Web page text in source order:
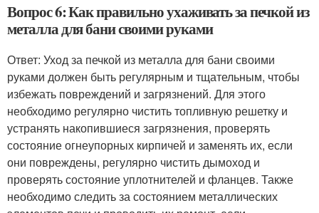
Вопрос 6: Как правильно ухаживать за печкой из
металла для бани своими руками
Ответ: Уход за печкой из металла для бани своими
руками должен быть регулярным и тщательным, чтобы
избежать повреждений и загрязнений. Для этого
необходимо регулярно чистить топливную решетку и
устранять накопившиеся загрязнения, проверять
состояние огнеупорных кирпичей и заменять их, если
они повреждены, регулярно чистить дымоход и
проверять состояние уплотнителей и фланцев. Также
необходимо следить за состоянием металлических